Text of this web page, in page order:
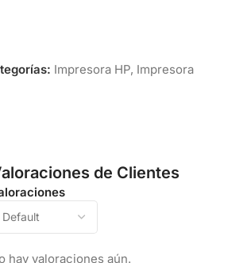
Impresora HP, Impresora
de Clientes
hay valoraciones aún.